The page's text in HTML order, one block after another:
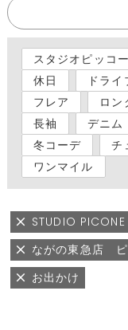
スタジオピッコ
休日
ドライ
フレア
ロン
長袖
デニム
冬コーデ
チ
ワンマイル
STUDIO PICONE
ながの東急店 ピ
お出かけ